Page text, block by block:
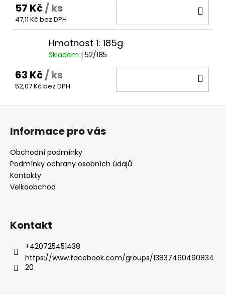
57 Kč/ ks
47,11 Kč bez DPH
Hmotnost 1: 185g
Skladem | 52/185
63 Kč/ ks
52,07 Kč bez DPH
Informace pro vás
Obchodní podmínky
Podmínky ochrany osobních údajů
Kontakty
Velkoobchod
Kontakt
+420725451438
https://www.facebook.com/groups/13837460490834
20